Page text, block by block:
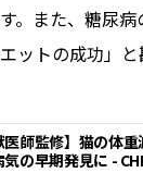
。また、糖尿
ットの成功」
医師監修】猫の体
気の早期発見に -